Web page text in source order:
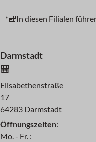
Darmstadt
🎒
Elisabethenstraße
17
64283 Darmstadt
Öffnungszeiten:
Mo. - Fr. :
*🎒In diesen Filialen